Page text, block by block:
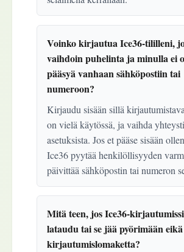
Voinko kirjautua Ice36-tililleni,
vaihdoin puhelinta ja minulla ei
pääsyä vanhaan sähköpostiin tai
numeroon?
Kirjaudu sisään sillä
on vielä käytössä, ja vaihda
asetuksista. Jos et pääse sisään
Ice36 pyytää henkilöllisyyden
päivittää sähköpostin tai numeron
Mitä teen, jos Ice36-
lataudu tai se jää pyörimään
kirjautumislomaketta?